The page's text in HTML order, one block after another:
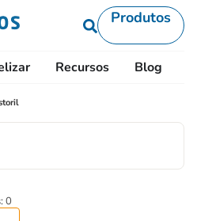
Produtos
Recursos Blog
0